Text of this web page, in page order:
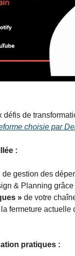
défis de
choisie par
:
gestion des
& Planning
» de votre
fermeture
pratiques :